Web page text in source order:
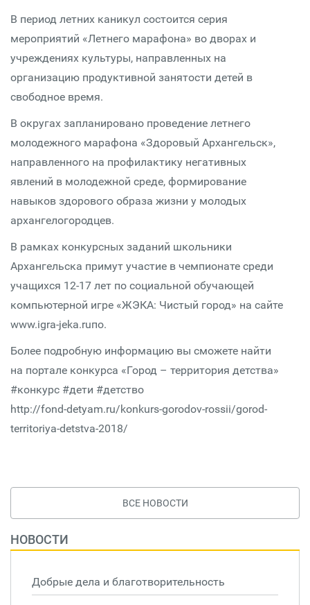
В период летних каникул состоится серия
мероприятий «Летнего марафона» во дворах и
учреждениях культуры, направленных на
организацию продуктивной занятости детей в
свободное время.
В округах запланировано проведение летнего
молодежного марафона «Здоровый Архангельск»,
направленного на профилактику негативных
явлений в молодежной среде, формирование
навыков здорового образа жизни у молодых
архангелогородцев.
В рамках конкурсных заданий школьники
Архангельска примут участие в чемпионате среди
учащихся 12-17 лет по социальной обучающей
компьютерной игре «ЖЭКА: Чистый город» на сайте
www.igra-jeka.ruпо.
Более подробную информацию вы сможете найти
на портале конкурса «Город – территория детства»
#конкурс #дети #детство
http://fond-detyam.ru/konkurs-gorodov-rossii/gorod-
territoriya-detstva-2018/
ВСЕ НОВОСТИ
НОВОСТИ
Добрые дела и благотворительность